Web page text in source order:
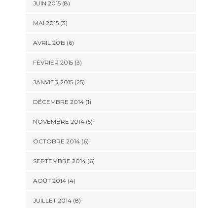
JUIN 2015 (8)
MAI 2015 (3)
AVRIL 2015 (6)
FÉVRIER 2015 (3)
JANVIER 2015 (25)
DÉCEMBRE 2014 (1)
NOVEMBRE 2014 (5)
OCTOBRE 2014 (6)
SEPTEMBRE 2014 (6)
AOÛT 2014 (4)
JUILLET 2014 (8)